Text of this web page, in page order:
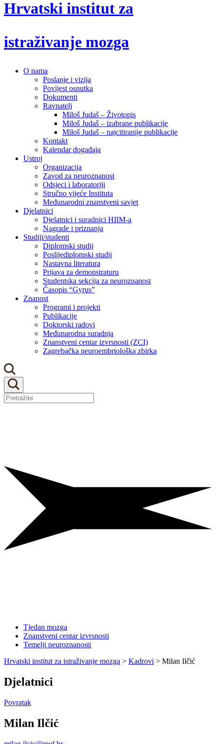
Hrvatski institut za
istraživanje mozga
O nama
Poslanje i vizija
Povijest osnutka
Dokumenti
Ravnatelj
Miloš Judaš – Životopis
Miloš Judaš – izabrane publikacije
Miloš Judaš – najcitiranije publikacije
Kontakt
Kalendar događaja
Ustroj
Organizacija
Zavod za neuroznanost
Odsjeci i laboratoriji
Stručno vijeće Instituta
Međunarodni znanstveni savjet
Djelatnici
Djelatnici i suradnici HIIM-a
Nagrade i priznanja
Studiji/studenti
Diplomski studij
Poslijediplomski studij
Nastavna literatura
Prijava za demonstraturu
Studentska sekcija za neuroznanost
Časopis “Gyrus”
Znanost
Programi i projekti
Publikacije
Doktorski radovi
Međunarodna suradnja
Znanstveni centar izvrsnosti (ZCI)
Zagrebačka neuroembriološka zbirka
Tjedan mozga
Znanstveni centar izvrsnosti
Temelji neuroznanosti
Hrvatski institut za istraživanje mozga > Kadrovi > Milan Ilčić
Djelatnici
Povratak
Milan Ilčić